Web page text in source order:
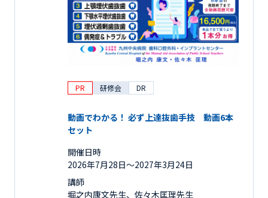
PR 研修会 DR
動画でわかる！ 必ず上達抜歯手技 動画6本
セット
開催日時
2026年7月28日〜2027年3月24日
講師
堀之内康文先生、佐々木匡理先生